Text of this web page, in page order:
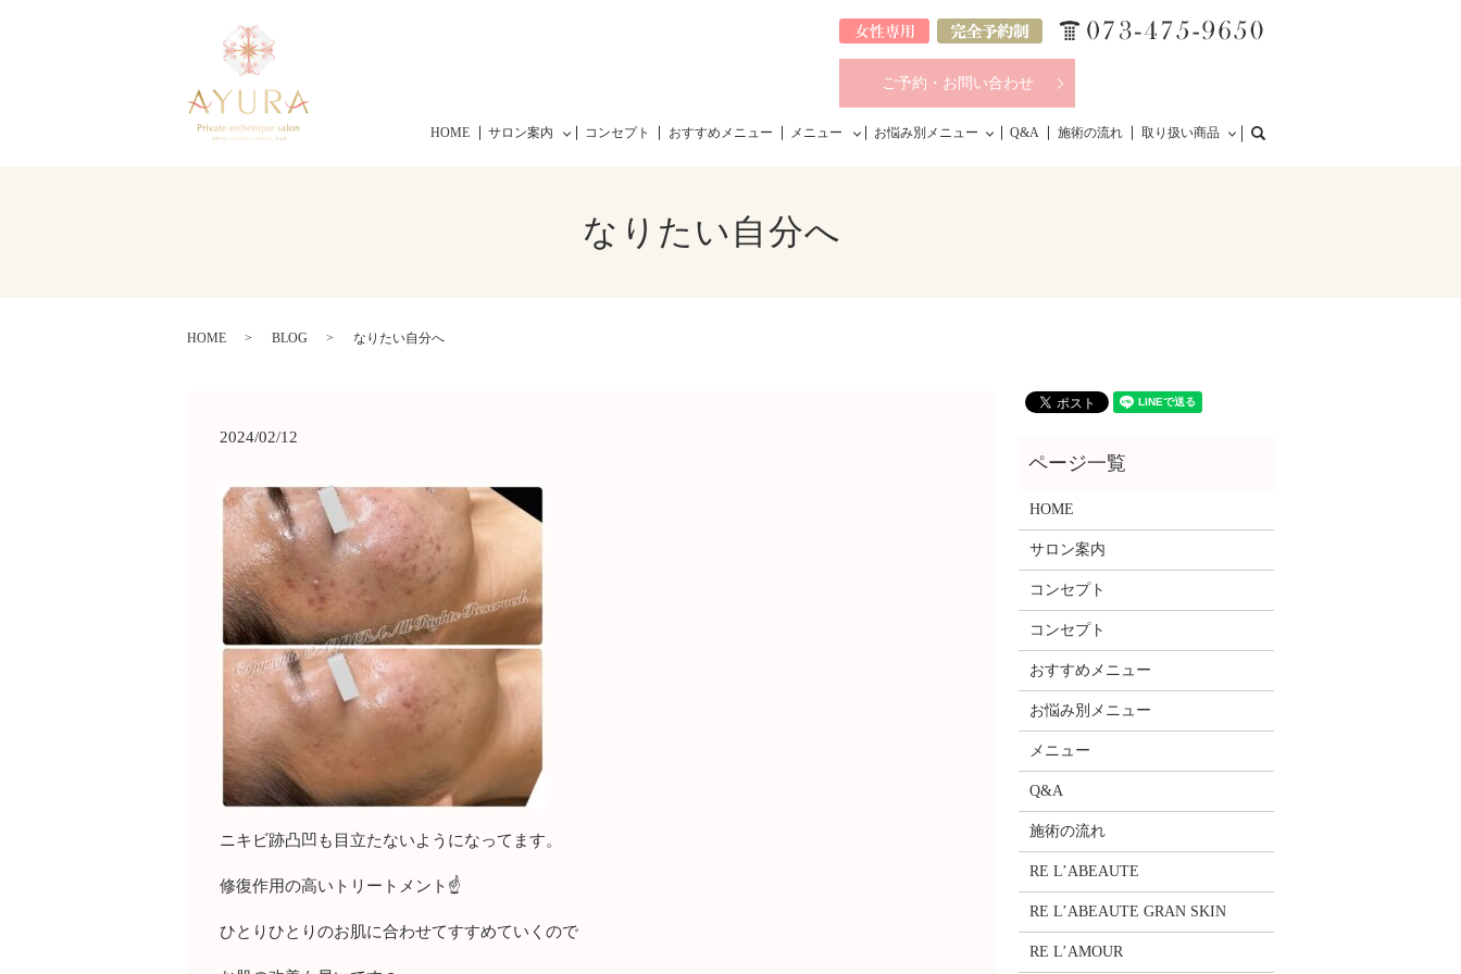
HOME サロン案内 コンセプト おすすめメニュー メニュー お悩み別メニュー Q&A 施術の流れ 取り扱い商品
ご予約・お問い合わせ
なりたい自分へ
HOME BLOG なりたい自分へ
2024/02/12
ニキビ跡凸凹も目立たないようになってます。
修復作用の高いトリートメント☝️
ひとりひとりのお肌に合わせてすすめていくので
HOME
サロン案内
コンセプト
コンセプト
おすすめメニュー
お悩み別メニュー
メニュー
Q&A
施術の流れ
RE L’ABEAUTE
RE L’ABEAUTE GRAN SKIN
RE L’AMOUR